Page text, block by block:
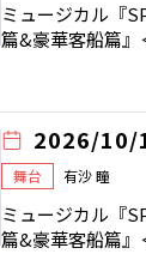
ミュージカル『
篇&豪華客船篇
2026/10/
舞台 有沙 瞳
ミュージカル『
篇&豪華客船篇